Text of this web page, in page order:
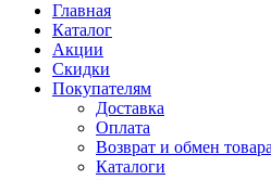
Главная
Каталог
Акции
Скидки
Покупателям
Доставка
Оплата
Возврат и обмен товара
Каталоги